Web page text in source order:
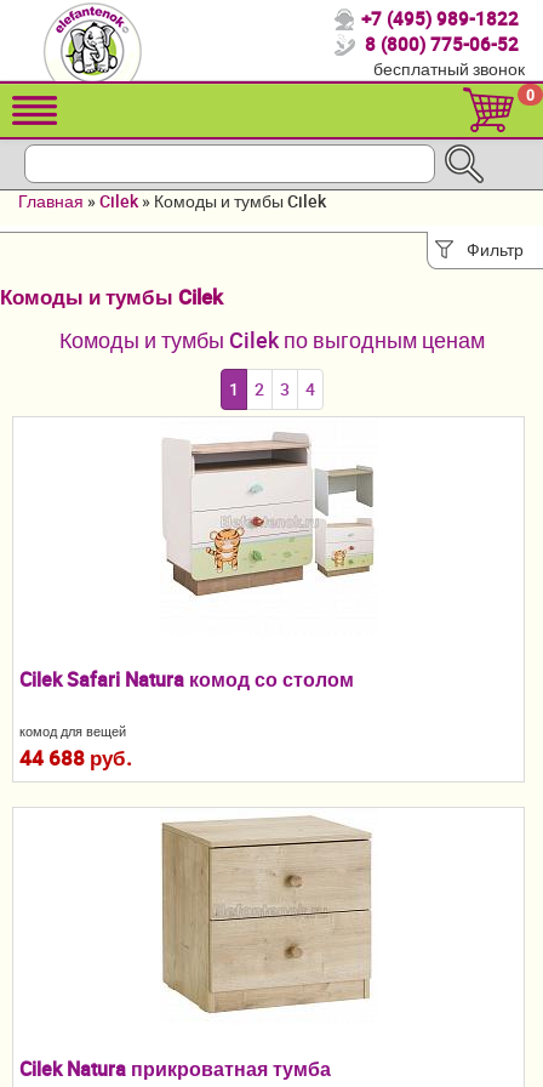
Спасибо, что выбрали нас!
Распродажа!
Детские коляски
Летние товары
Мебель и аксессуары
Постельные принадлежности
Кормление
Качели, шезлонги
Манежи
Безопасность ребенка
Сумки для мам и детей
Кенгуру и слинги
+7 (495) 989-1822
8 (800) 775-06-52
бесплатный звонок
0
Главная »Cilek» Комоды и тумбы Cilek
Фильтр
Комоды и тумбы Cilek
Комоды и тумбы Cilek по выгодным ценам
1 2 3 4
Cilek Safari Natura комод со столом
комод для вещей
44 688 руб.
Cilek Natura прикроватная тумба